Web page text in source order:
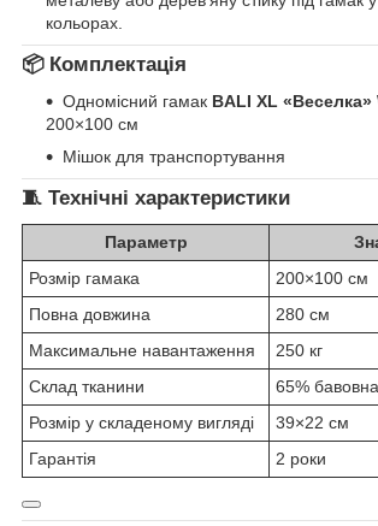
кольорах.
📦 Комплектація
Одномісний гамак BALI XL «Веселка»
200×100 см
Мішок для транспортування
🧵 Технічні характеристики
Параметр
Розмір гамака
200×100 см
Повна довжина
280 см
Максимальне навантаження
250 кг
Склад тканини
65%
Розмір у складеному вигляді
39×22 см
Гарантія
2 роки